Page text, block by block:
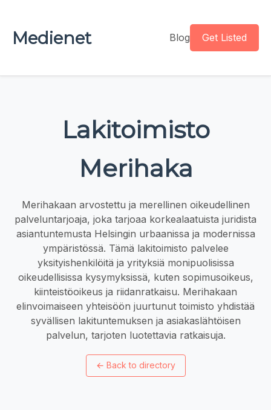
Medienet Blog Get Listed
Lakitoimisto
Merihaka
Merihakaan arvostettu ja merellinen oikeudellinen
palveluntarjoaja, joka tarjoaa korkealaatuista juridista
asiantuntemusta Helsingin urbaanissa ja modernissa
ympäristössä. Tämä lakitoimisto palvelee
yksityishenkilöitä ja yrityksiä monipuolisissa
oikeudellisissa kysymyksissä, kuten sopimusoikeus,
kiinteistöoikeus ja riidanratkaisu. Merihakaan
elinvoimaiseen yhteisöön juurtunut toimisto yhdistää
syvällisen lakituntemuksen ja asiakaslähtöisen
palvelun, tarjoten luotettavia ratkaisuja.
← Back to directory